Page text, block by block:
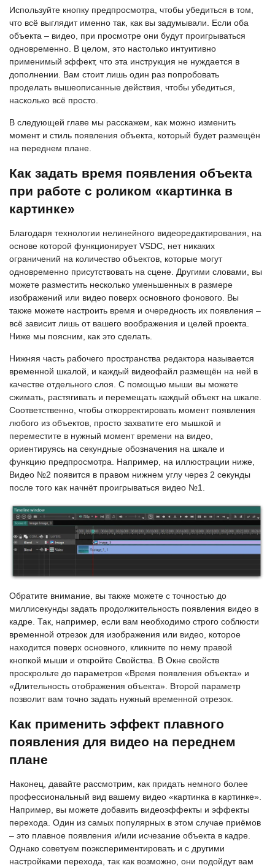
Используйте кнопку предпросмотра, чтобы убедиться в том,
что всё выглядит именно так, как вы задумывали. Если оба
объекта – видео, при просмотре они будут проигрываться
одновременно. В целом, это настолько интуитивно
применимый эффект, что эта инструкция не нуждается в
дополнении. Вам стоит лишь один раз попробовать
проделать вышеописанные действия, чтобы убедиться,
насколько всё просто.
В следующей главе мы расскажем, как можно изменить
момент и стиль появления объекта, который будет размещён
на переднем плане.
Как задать время появления объекта
при работе с роликом «картинка в
картинке»
Благодаря технологии нелинейного видеоредактирования, на
основе которой функционирует VSDC, нет никаких
ограничений на количество объектов, которые могут
одновременно присутствовать на сцене. Другими словами, вы
можете разместить несколько уменьшенных в размере
изображений или видео поверх основного фонового. Вы
также можете настроить время и очередность их появления –
всё зависит лишь от вашего воображения и целей проекта.
Ниже мы поясним, как это сделать.
Нижняя часть рабочего пространства редактора называется
временной шкалой, и каждый видеофайл размещён на ней в
качестве отдельного слоя. С помощью мыши вы можете
сжимать, растягивать и перемещать каждый объект на шкале.
Соответственно, чтобы откорректировать момент появления
любого из объектов, просто захватите его мышкой и
переместите в нужный момент времени на видео,
ориентируясь на секундные обозначения на шкале и
функцию предпросмотра. Например, на иллюстрации ниже,
Видео №2 появится в правом нижнем углу через 2 секунды
после того как начнёт проигрываться видео №1.
Обратите внимание, вы также можете с точностью до
миллисекунды задать продолжительность появления видео в
кадре. Так, например, если вам необходимо строго соблюсти
временной отрезок для изображения или видео, которое
находится поверх основного, кликните по нему правой
кнопкой мыши и откройте Свойства. В Окне свойств
проскрольте до параметров «Время появления объекта» и
«Длительность отображения объекта». Второй параметр
позволит вам точно задать нужный временной отрезок.
Как применить эффект плавного
появления для видео на переднем
плане
Наконец, давайте рассмотрим, как придать немного более
профессиональный вид вашему видео «картинка в картинке».
Например, вы можете добавить видеоэффекты и эффекты
перехода. Один из самых популярных в этом случае приёмов
– это плавное появления и/или исчезание объекта в кадре.
Однако советуем поэкспериментировать и с другими
настройками перехода, так как возможно, они подойдут вам